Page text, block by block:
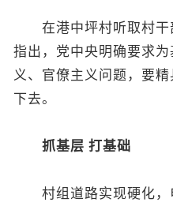
在港中坪村听取村干
指出，党中央明确要求
义、官僚主义问题，要
下去。
抓基层 打基础
村组道路实现硬化，